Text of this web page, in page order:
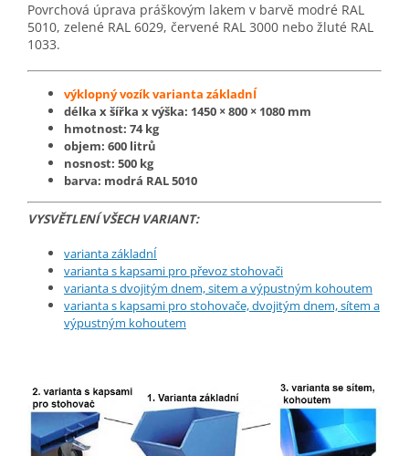
Povrchová úprava práškovým lakem v barvě modré RAL
5010, zelené RAL 6029, červené RAL 3000 nebo žluté RAL
1033.
výklopný vozík varianta základnÍ
délka x šířka x výška: 1450 × 800 × 1080 mm
hmotnost: 74 kg
objem: 600 litrů
nosnost: 500 kg
barva: modrá RAL 5010
VYSVĚTLENÍ VŠECH VARIANT:
varianta základnÍ
varianta s kapsami pro převoz stohovači
varianta s dvojitým dnem, sitem a výpustným kohoutem
varianta s kapsami pro stohovače, dvojitým dnem, sítem a
výpustným kohoutem